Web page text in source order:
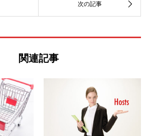
関連記事